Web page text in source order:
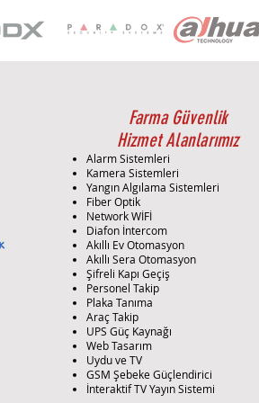
Farma Güvenlik
Hizmet Alanlarımız
Alarm Sistemleri
Kamera Sistemleri
Yangın Algılama Sistemleri
Fiber Optik
Network WİFİ
Diafon İntercom
Akıllı Ev Otomasyon
Akıllı Sera Otomasyon
Şifreli Kapı Geçiş
Personel Takip
Plaka Tanıma
Araç Takip
UPS Güç Kaynağı
Web Tasarım
Uydu ve TV
GSM Şebeke Güçlendirici
İnteraktif TV Yayın Sistemi